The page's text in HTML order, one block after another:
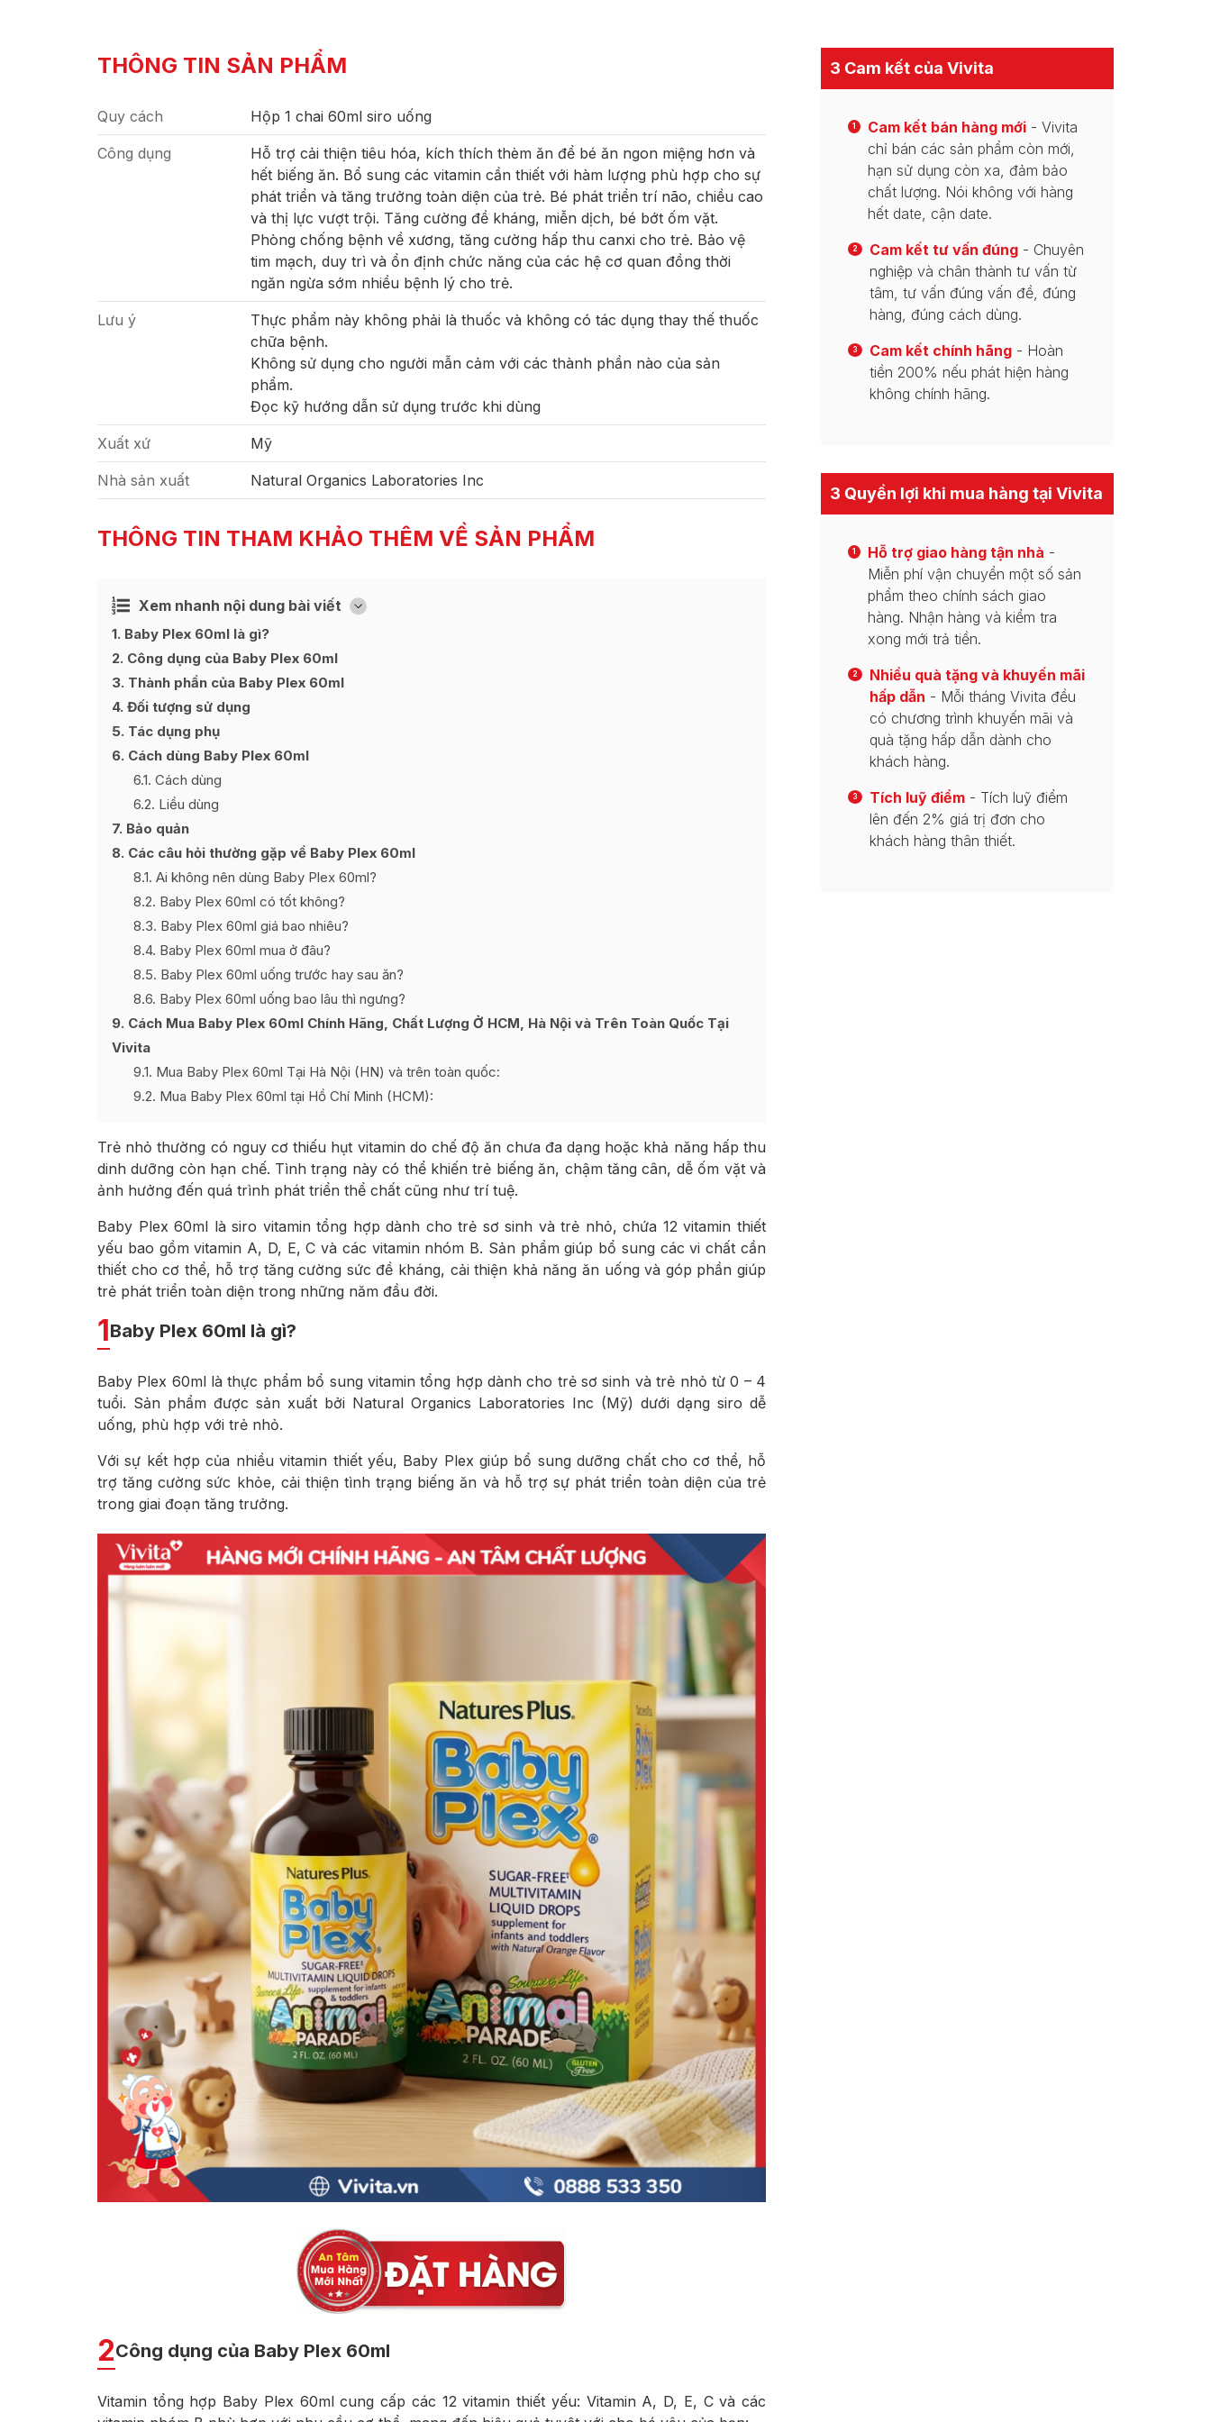
THÔNG TIN SẢN PHẨM
Quy cách Hộp 1 chai 60ml siro uống
Công dụng
Hỗ trợ cải thiện tiêu hóa, kích thích thèm ăn để bé ăn ngon miệng hơn và
hết biếng ăn. Bổ sung các vitamin cần thiết với hàm lượng phù hợp cho sự
phát triển và tăng trưởng toàn diện của trẻ. Bé phát triển trí não, chiều cao
và thị lực vượt trội. Tăng cường đề kháng, miễn dịch, bé bớt ốm vặt.
Phòng chống bệnh về xương, tăng cường hấp thu canxi cho trẻ. Bảo vệ
tim mạch, duy trì và ổn định chức năng của các hệ cơ quan đồng thời
ngăn ngừa sớm nhiều bệnh lý cho trẻ.
Lưu ý
Thực phẩm này không phải là thuốc và không có tác dụng thay thế thuốc
chữa bệnh.
Không sử dụng cho người mẫn cảm với các thành phần nào của sản
phẩm.
Đọc kỹ hướng dẫn sử dụng trước khi dùng
Xuất xứ Mỹ
Nhà sản xuất Natural Organics Laboratories Inc
THÔNG TIN THAM KHẢO THÊM VỀ SẢN PHẨM
Xem nhanh nội dung bài viết [
Ẩn
1 Baby Plex 60ml là gì?
2 Công dụng của Baby Plex 60ml
3 Thành phần của Baby Plex 60ml
4 Đối tượng sử dụng
5 Tác dụng phụ
6 Cách dùng Baby Plex 60ml
6.1 Cách dùng
6.2 Liều dùng
7 Bảo quản
8 Các câu hỏi thường gặp về Baby Plex 60ml
8.1 Ai không nên dùng Baby Plex 60ml?
8.2 Baby Plex 60ml có tốt không?
8.3 Baby Plex 60ml giá bao nhiêu?
8.4 Baby Plex 60ml mua ở đâu?
8.5 Baby Plex 60ml uống trước hay sau ăn?
8.6 Baby Plex 60ml uống bao lâu thì ngưng?
9 Cách Mua Baby Plex 60ml Chính Hãng, Chất Lượng Ở HCM, Hà Nội và Trên Toàn Quốc Tại
Vivita
9.1 Mua Baby Plex 60ml Tại Hà Nội (HN) và trên toàn quốc:
9.2 Mua Baby Plex 60ml tại Hồ Chí Minh (HCM):
Trẻ nhỏ thường có nguy cơ thiếu hụt vitamin do chế độ ăn chưa đa dạng hoặc khả năng hấp thu
dinh dưỡng còn hạn chế. Tình trạng này có thể khiến trẻ biếng ăn, chậm tăng cân, dễ ốm vặt và
ảnh hưởng đến quá trình phát triển thể chất cũng như trí tuệ.
Baby Plex 60ml là siro vitamin tổng hợp dành cho trẻ sơ sinh và trẻ nhỏ, chứa 12 vitamin thiết
yếu bao gồm vitamin A, D, E, C và các vitamin nhóm B. Sản phẩm giúp bổ sung các vi chất cần
thiết cho cơ thể, hỗ trợ tăng cường sức đề kháng, cải thiện khả năng ăn uống và góp phần giúp
trẻ phát triển toàn diện trong những năm đầu đời.
1Baby Plex 60ml là gì?
Baby Plex 60ml là thực phẩm bổ sung vitamin tổng hợp dành cho trẻ sơ sinh và trẻ nhỏ từ 0 – 4
tuổi. Sản phẩm được sản xuất bởi Natural Organics Laboratories Inc (Mỹ) dưới dạng siro dễ
uống, phù hợp với trẻ nhỏ.
Với sự kết hợp của nhiều vitamin thiết yếu, Baby Plex giúp bổ sung dưỡng chất cho cơ thể, hỗ
trợ tăng cường sức khỏe, cải thiện tình trạng biếng ăn và hỗ trợ sự phát triển toàn diện của trẻ
trong giai đoạn tăng trưởng.
2Công dụng của Baby Plex 60ml
Vitamin tổng hợp Baby Plex 60ml cung cấp các 12 vitamin thiết yếu: Vitamin A, D, E, C và các
3 Cam kết của Vivita
1 Cam kết bán hàng mới - Vivita
chỉ bán các sản phẩm còn mới,
hạn sử dụng còn xa, đảm bảo
chất lượng. Nói không với hàng
hết date, cận date.
2 Cam kết tư vấn đúng - Chuyên
nghiệp và chân thành tư vấn từ
tâm, tư vấn đúng vấn đề, đúng
hàng, đúng cách dùng.
3 Cam kết chính hãng - Hoàn
tiền 200% nếu phát hiện hàng
không chính hãng.
3 Quyền lợi khi mua hàng tại Vivita
1 Hỗ trợ giao hàng tận nhà -
Miễn phí vận chuyển một số sản
phẩm theo chính sách giao
hàng. Nhận hàng và kiểm tra
xong mới trả tiền.
2
Nhiều quà tặng và khuyến mãi
hấp dẫn - Mỗi tháng Vivita đều
có chương trình khuyến mãi và
quà tặng hấp dẫn dành cho
khách hàng.
3 Tích luỹ điểm - Tích luỹ điểm
lên đến 2% giá trị đơn cho
khách hàng thân thiết.